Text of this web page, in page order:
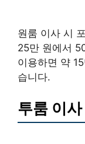
원룸 이사 시
25만 원에서
이용하면 약
습니다.
투룸 이